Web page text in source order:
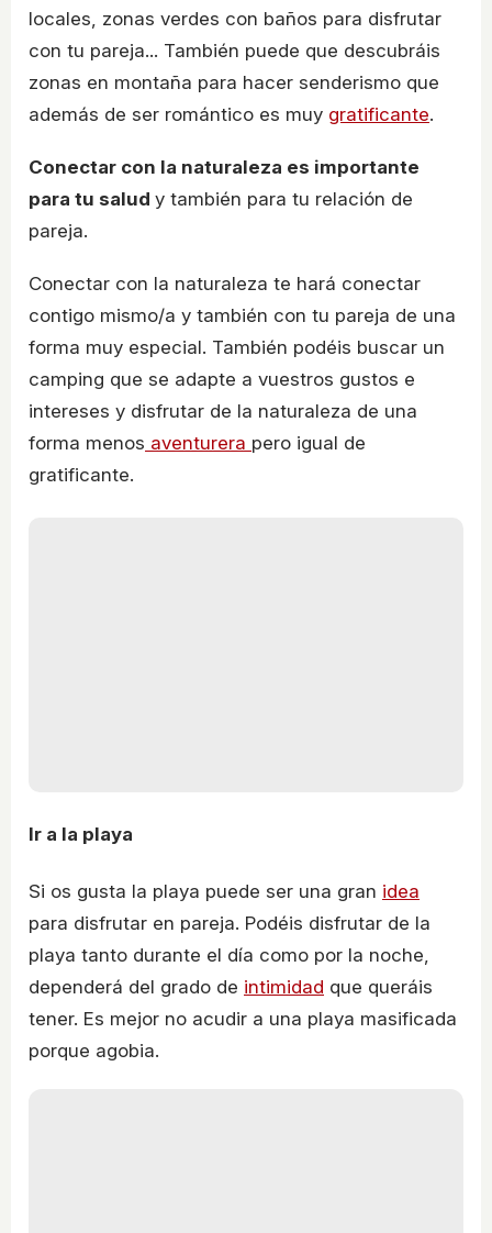
locales, zonas verdes con baños para disfrutar
con tu pareja... También puede que descubráis
zonas en montaña para hacer senderismo que
además de ser romántico es muy gratificante.
Conectar con la naturaleza es importante
para tu salud y también para tu relación de
pareja.
Conectar con la naturaleza te hará conectar
contigo mismo/a y también con tu pareja de una
forma muy especial. También podéis buscar un
camping que se adapte a vuestros gustos e
intereses y disfrutar de la naturaleza de una
forma menos aventurera pero igual de
gratificante.
Ir a la playa
Si os gusta la playa puede ser una gran idea
para disfrutar en pareja. Podéis disfrutar de la
playa tanto durante el día como por la noche,
dependerá del grado de intimidad que queráis
tener. Es mejor no acudir a una playa masificada
porque agobia.